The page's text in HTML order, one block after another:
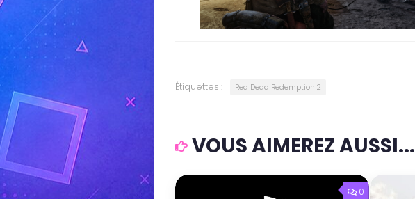
Étiquettes : Red Dead Redemption 2
VOUS AIMEREZ AUSSI...
0